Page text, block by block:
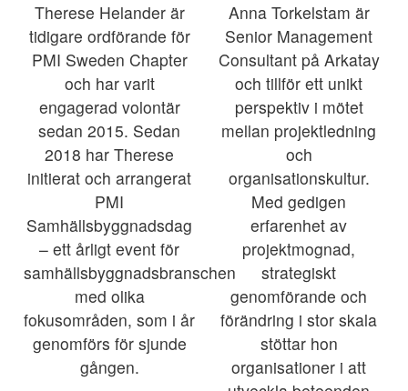
Therese Helander är
tidigare ordförande för
PMI Sweden Chapter
och har varit
engagerad volontär
sedan 2015. Sedan
2018 har Therese
initierat och arrangerat
PMI
Samhällsbyggnadsdag
– ett årligt event för
samhällsbyggnadsbranschen
med olika
fokusområden, som i år
genomförs för sjunde
gången.
Anna Torkelstam är
Senior Management
Consultant på Arkatay
och tillför ett unikt
perspektiv i mötet
mellan projektledning
och
organisationskultur.
Med gedigen
erfarenhet av
projektmognad,
strategiskt
genomförande och
förändring i stor skala
stöttar hon
organisationer i att